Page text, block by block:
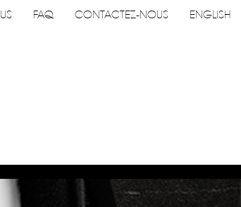
FAQ CONTACTEZ-NOUS ENGLISH